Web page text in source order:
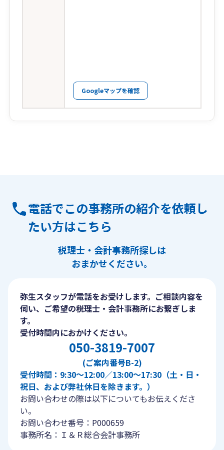
Googleマップを確認
電話でこの事務所の紹介を依頼し
たい方はこちら
税理士・会計事務所探しは
おまかせください。
弥生スタッフが電話をお受けします。ご相談内容を
伺い、ご希望の税理士・会計事務所にお繋ぎしま
す。
受付時間内におかけください。
050-3819-7007
(ご案内番号B-2)
受付時間：9:30〜12:00／13:00〜17:30（土・日・
祝日、および弊社休日を除きます。）
お問い合わせの際は以下についてもお伝えくださ
い。
お問い合わせ番号：P000659
事務所名：Ｉ＆Ｒ総合会計事務所